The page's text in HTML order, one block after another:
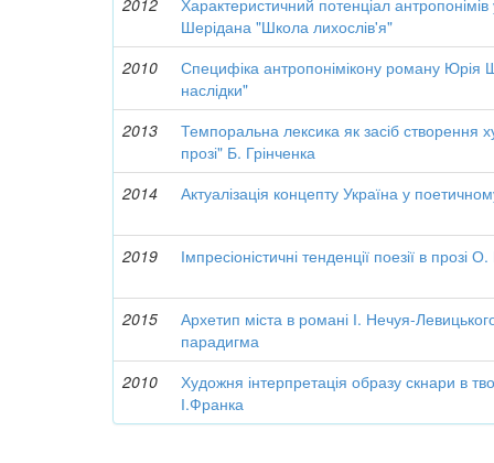
2012
Характеристичний потенціал антропонімів
Шерідана "Школа лихослів'я"
2010
Специфіка антропонімікону роману Юрія
наслідки"
2013
Темпоральна лексика як засіб створення
прозі" Б. Грінченка
2014
Актуалізація концепту Україна у
2019
Імпресіоністичні тенденції поезії в прозі
2015
Архетип міста в романі І. Нечуя-
парадигма
2010
Художня інтерпретація образу скнари в
І.Франка